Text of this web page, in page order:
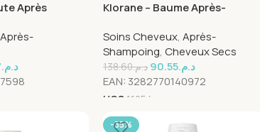
Après
Après-
د.م.
Klorane – Baume Après-
de Mangue – Cheveux secs 200
ml
Soins Cheveux, Après-
Shampoing, Cheveux Secs
د.م.138.60 د.م.90.55
EAN: 3282770140972
UGS 11054
-35%